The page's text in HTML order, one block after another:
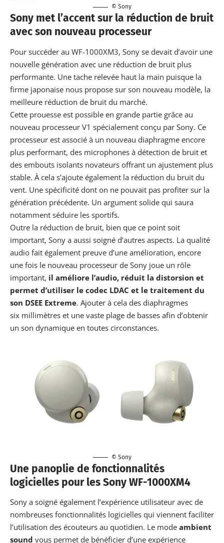
© Sony
Sony met l’accent sur la réduction de bruit
avec son nouveau processeur
Pour succéder au WF-1000XM3, Sony se devait d’avoir une
nouvelle génération avec une réduction de bruit plus
performante. Une tache relevée haut la main puisque la
firme japonaise nous propose sur son nouveau modèle, la
meilleure réduction de bruit du marché.
Cette prouesse est possible en grande partie grâce au
nouveau processeur V1 spécialement conçu par Sony. Ce
processeur est associé à un nouveau diaphragme encore
plus performant, des microphones à détection de bruit et
des embouts isolants novateurs offrant un ajustement plus
stable. À cela s’ajoute également la réduction du bruit du
vent. Une spécificité dont on ne pouvait pas profiter sur la
génération précédente. Un argument solide qui saura
notamment séduire les sportifs.
Outre la réduction de bruit, bien que ce point soit
important, Sony a aussi soigné d’autres aspects. La qualité
audio fait également preuve d’une amélioration, encore
une fois le nouveau processeur de Sony joue un rôle
important, il améliore l’audio, réduit la distorsion et
permet d’utiliser le codec LDAC et le traitement du
son DSEE Extreme. Ajouter à cela des diaphragmes
six millimètres et une vaste plage de basses afin d’obtenir
un son dynamique en toutes circonstances.
© Sony
Une panoplie de fonctionnalités
logicielles pour les Sony WF-1000XM4
Sony a soigné également l’expérience utilisateur avec de
nombreuses fonctionnalités logicielles qui viennent faciliter
l’utilisation des écouteurs au quotidien. Le mode ambient
sound vous permet de bénéficier d’une expérience